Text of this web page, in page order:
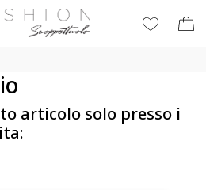
articolo solo presso i